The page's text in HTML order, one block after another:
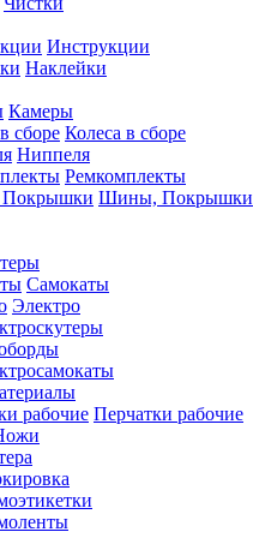
Инструкции
Наклейки
Камеры
Колеса в сборе
Ниппеля
Ремкомплекты
Шины, Покрышки
Самокаты
Электро
Перчатки рабочие